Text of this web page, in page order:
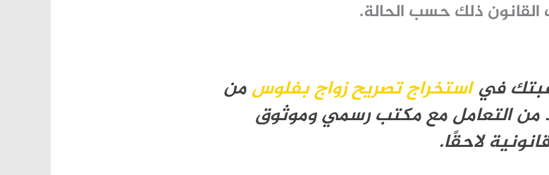
القانون ذلك حسب الحالة.
في استخراج تصريح زواج بفلوسمن
من التعامل مع مكتب رسمي وموثوق
لاحقًا.